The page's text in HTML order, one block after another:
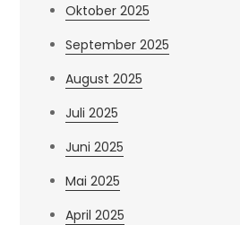
Oktober 2025
September 2025
August 2025
Juli 2025
Juni 2025
Mai 2025
April 2025